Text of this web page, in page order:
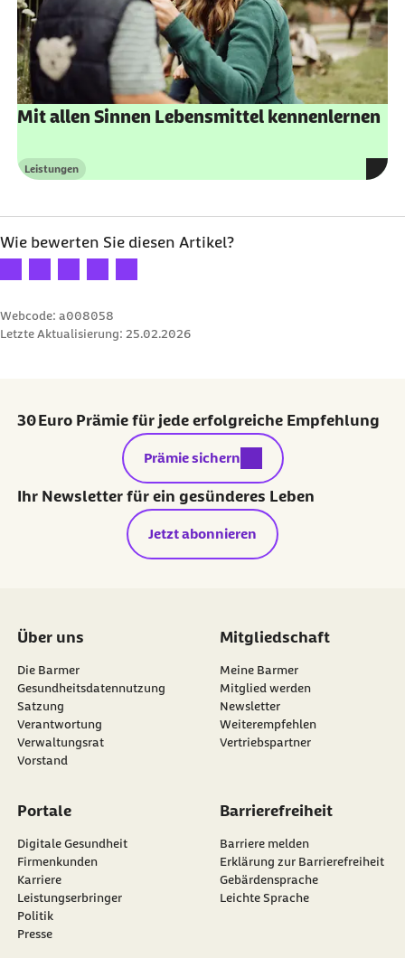
Mit allen Sinnen Lebensmittel kennenlernen
Kategorie
Leistungen
Wie bewerten Sie diesen Artikel?
Ihre Bewertung: 1 Stern
Ihre Bewertung: 2 Sterne
Ihre Bewertung: 3 Sterne
Ihre Bewertung: 4 Sterne
Ihre Bewertung: 5 Sterne
Webcode: a008058
Letzte Aktualisierung: 25.02.2026
30 Euro Prämie für jede erfolgreiche Empfehlung
externer Link:
Prämie sichern
Ihr Newsletter für ein gesünderes Leben
Jetzt abonnieren
Über uns
Die Barmer
Gesundheitsdatennutzung
Satzung
Verantwortung
Verwaltungsrat
Vorstand
Mitgliedschaft
Meine Barmer
Mitglied werden
Newsletter
externer Link:
Weiterempfehlen
Vertriebspartner
Portale
Digitale Gesundheit
Firmenkunden
Karriere
Leistungserbringer
Politik
Presse
Barrierefreiheit
Barriere melden
Erklärung zur Barrierefreiheit
Gebärdensprache
Leichte Sprache